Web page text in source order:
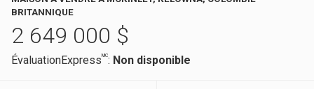
BRITANNIQUE
2 649 000 $
ÉvaluationExpressMC: Non disponible